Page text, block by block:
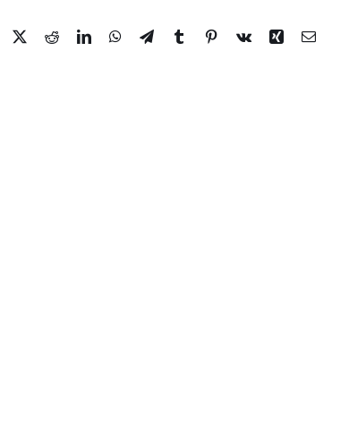
Facebook
TwitterRedditLinkedInWhatsApp
TelegramTumblr Pinterest
Vk Xing Email